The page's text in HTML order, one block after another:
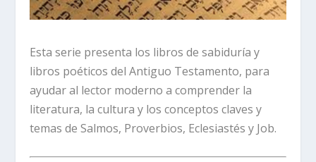
Esta serie presenta los libros de sabiduría y
libros poéticos del Antiguo Testamento, para
ayudar al lector moderno a comprender la
literatura, la cultura y los conceptos claves y
temas de Salmos, Proverbios, Eclesiastés y Job.